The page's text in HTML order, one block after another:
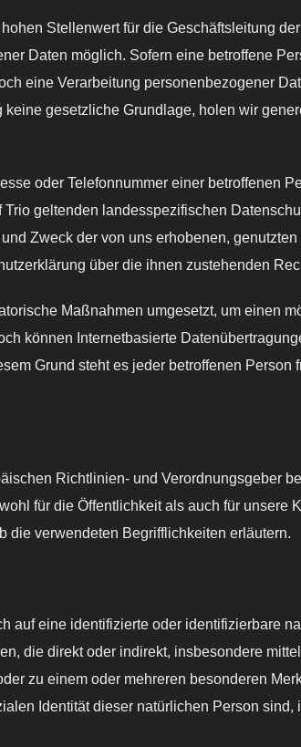
Stellenwert für die Geschäftsleitung
Daten möglich. Sofern eine betroffene
eine Verarbeitung personenbezogener
gesetzliche Grundlage, holen wir
oder Telefonnummer einer betroffenen
geltenden landesspezifischen
Zweck der von uns erhobenen,
über die ihnen zustehenden
Maßnahmen umgesetzt, um einen
können Internetbasierte
Grund steht es jeder betroffenen Person
Richtlinien- und Verordnungsgeber
für die Öffentlichkeit als auch für unsere
die verwendeten Begrifflichkeiten erläutern.
auf eine identifizierte oder identifizierbare
die direkt oder indirekt, insbesondere
zu einem oder mehreren besonderen
Identität dieser natürlichen Person sind,